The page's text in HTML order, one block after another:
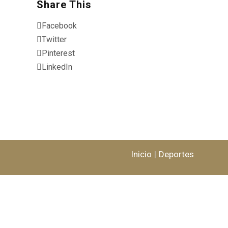
Share This
Facebook
Twitter
Pinterest
LinkedIn
Inicio Deportes